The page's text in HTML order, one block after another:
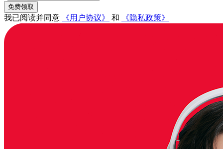
免费领取
我已阅读并同意 《用户协议》 和 《隐私政策》